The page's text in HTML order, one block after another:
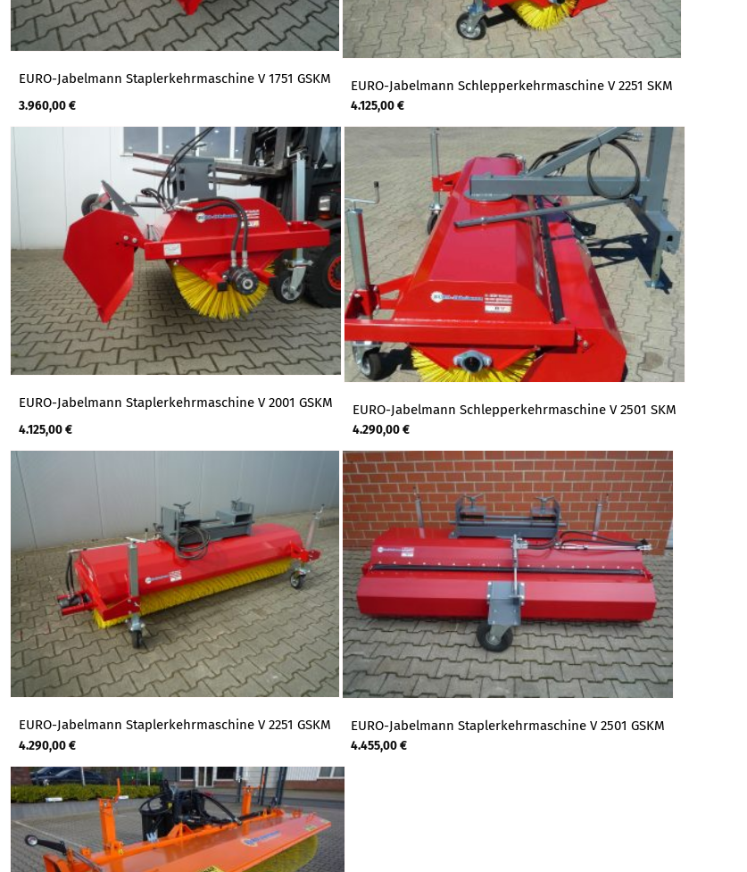
EURO-Jabelmann Staplerkehrmaschine V 1751 GSKM
3.960,00€
EURO-Jabelmann Schlepperkehrmaschine V 2251 SKM
4.125,00€
EURO-Jabelmann Staplerkehrmaschine V 2001 GSKM
4.125,00€
EURO-Jabelmann Schlepperkehrmaschine V 2501 SKM
4.290,00€
EURO-Jabelmann Staplerkehrmaschine V 2251 GSKM
4.290,00€
EURO-Jabelmann Staplerkehrmaschine V 2501 GSKM
4.455,00€